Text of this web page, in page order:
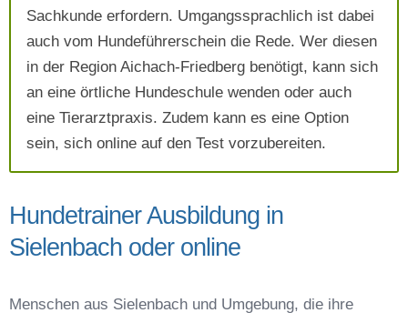
Absenden
Sachkunde erfordern. Umgangssprachlich ist dabei
auch vom Hundeführerschein die Rede. Wer diesen
in der Region Aichach-Friedberg benötigt, kann sich
an eine örtliche Hundeschule wenden oder auch
eine Tierarztpraxis. Zudem kann es eine Option
sein, sich online auf den Test vorzubereiten.
Hundetrainer Ausbildung in
Sielenbach oder online
Menschen aus Sielenbach und Umgebung, die ihre